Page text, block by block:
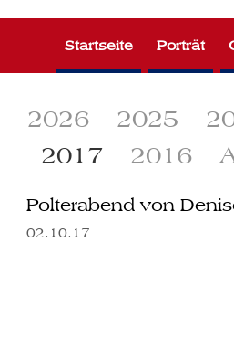
2026 2025
2017
2016
Startseite Porträt
Polterabend von
02.10.17